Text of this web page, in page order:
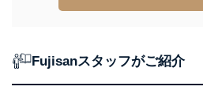
代表取締役会長 西野 伸一郎
２．利用目的
Fujisanスタッフがご紹介